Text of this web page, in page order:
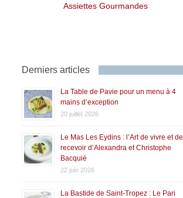
Assiettes Gourmandes
Derniers articles
La Table de Pavie pour un menu à 4
mains d’exception
20 juillet 2026
Le Mas Les Eydins : l’Art de vivre et de
recevoir d’Alexandra et Christophe
Bacquié
22 juin 2026
La Bastide de Saint-Tropez : Le Pari